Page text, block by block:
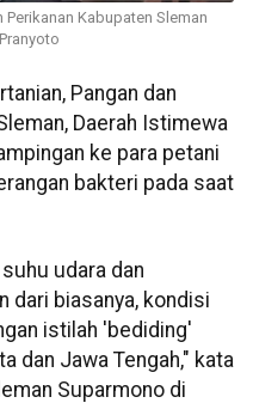
Perikanan Kabupaten Sleman
Pangan dan
Daerah Istimewa
ke para petani
bakteri pada saat
udara dan
dari biasanya, kondisi
istilah 'bediding'
dan Jawa Tengah," kata
Suparmono di